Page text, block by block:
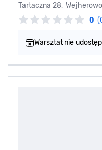
Tartaczna 28, Wejherowo
0
Warsztat nie